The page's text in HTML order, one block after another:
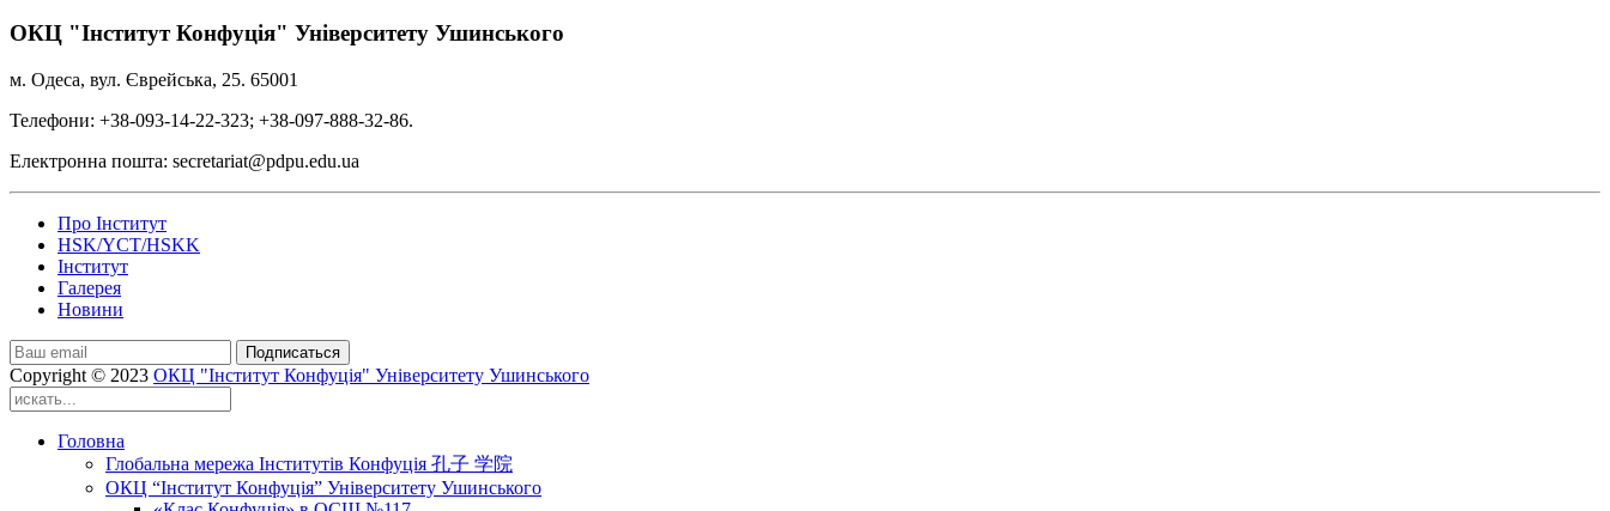
ОКЦ "Інститут Конфуція" Університету Ушинського
м. Одеса, вул. Єврейська, 25. 65001
Телефони: +38-093-14-22-323; +38-097-888-32-86.
Електронна пошта: secretariat@pdpu.edu.ua
Про Інститут
HSK/YCT/HSKK
Інститут
Галерея
Новини
Подписаться
Copyright © 2023 ОКЦ "Інститут Конфуція" Університету Ушинського
Головна
Глобальна мережа Інститутів Конфуція 孔子 学院
ОКЦ “Інститут Конфуція” Університету Ушинського